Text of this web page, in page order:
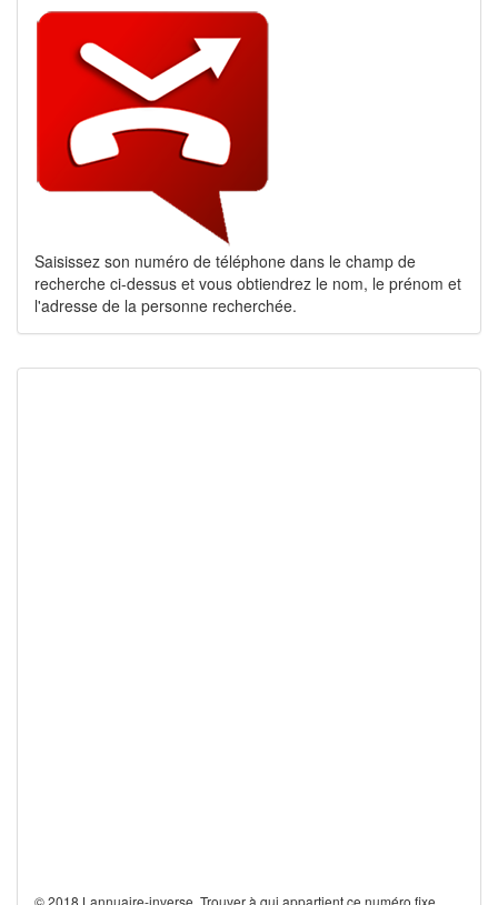
Saisissez son numéro de téléphone dans le champ de
recherche ci-dessus et vous obtiendrez le nom, le prénom et
l'adresse de la personne recherchée.
© 2018 Lannuaire-inverse. Trouver à qui appartient ce numéro fixe,